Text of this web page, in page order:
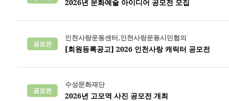
2026년 문화예술 아이디어 공모전 모집
공모전
인천사랑운동센터,인천사랑운동시민협의
[회원등록공고] 2026 인천사랑 캐릭터 공모전
공모전
수성문화재단
2026년 고모역 사진 공모전 개최